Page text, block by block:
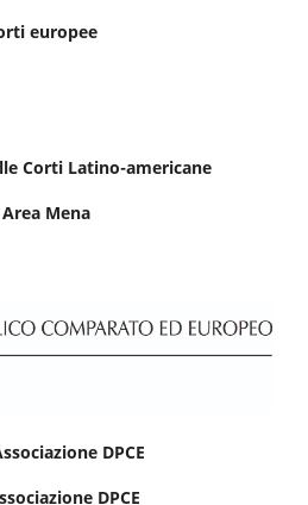
europee
Corti Latino-americane
Mena
DPCE
DPCE